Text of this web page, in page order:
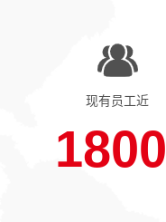
现有员工近
1800